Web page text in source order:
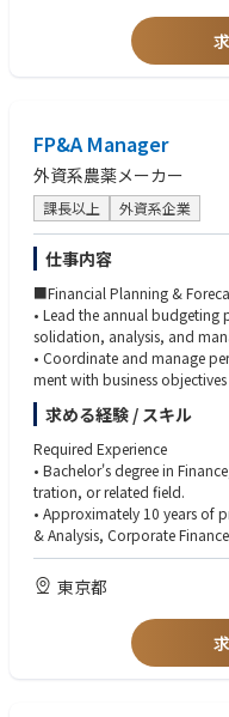
【ポジションの特徴】
・APAC地域を担当するリー
・日本・海外双方のステーク
・経営層や海外本社との接点
推進を担えるポジション
・製薬・ヘルスケア業界にお
ができる環境
FP&A Manager
外資系農薬メーカー
課長以上 外資系企業
仕事内容
■Financial Planning &
• Lead the annual
solidation, analysis, and
• Coordinate and manage
ment with business
• Prepare and deliver
regional leadership teams.
• Develop long-term
■Financial Performance
• Lead Monthly Business
rship.
• Analyze monthly financial
sks, opportunities, and
• Monitor and review sales
- Pricing performance
- Foreign exchange (FX)
求める経験 / スキル
Required Experience
• Bachelor's degree in
tration, or related field.
• Approximately 10 years of
& Analysis, Corporate
• Strong experience in
nd financial analysis.
• Experience supporting
ultinational environment.
• Solid understanding of
eet, and Cash Flow.
東京都